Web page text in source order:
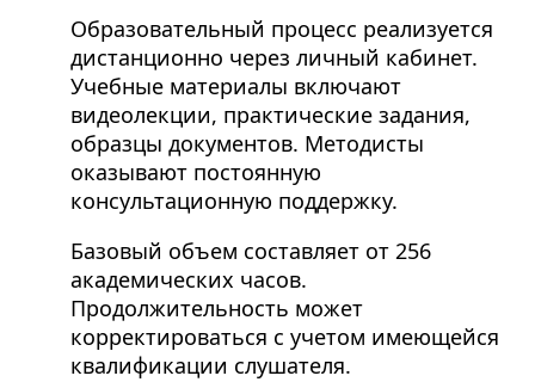
Образовательный процесс реализуется
дистанционно через личный кабинет.
Учебные материалы включают
видеолекции, практические задания,
образцы документов. Методисты
оказывают постоянную
консультационную поддержку.
Базовый объем составляет от 256
академических часов.
Продолжительность может
корректироваться с учетом имеющейся
квалификации слушателя.